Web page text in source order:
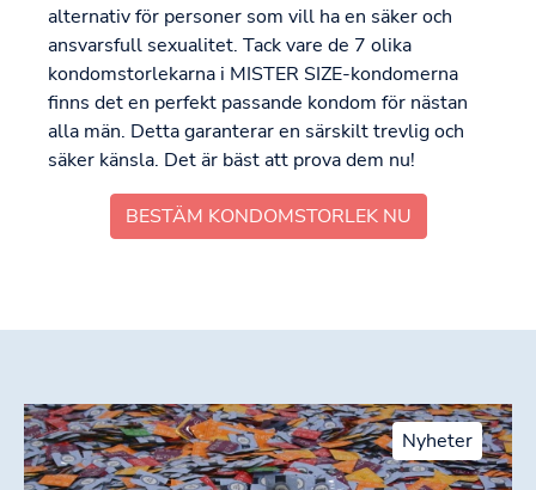
alternativ för personer som vill ha en säker och
ansvarsfull sexualitet. Tack vare de 7 olika
kondomstorlekarna i MISTER SIZE-kondomerna
finns det en perfekt passande kondom för nästan
alla män. Detta garanterar en särskilt trevlig och
säker känsla. Det är bäst att prova dem nu!
BESTÄM KONDOMSTORLEK NU
Nyheter